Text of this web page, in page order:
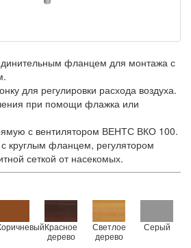
фланцем для монтажа с
для регулировки расхода воздуха.
при помощи флажка или
с вентилятором ВЕНТС ВКО 100.
круглым фланцем, регулятором
сеткой от насекомых.
Красное
дерево
Светлое
дерево
Серый